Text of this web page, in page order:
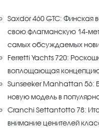
Saxdor 460 GTC: Финская
свою флагманскую 14-
самых обсуждаемых
Ferretti Yachts 720:
воплощающая концепцию
Sunseeker Manhattan 56:
новую модель в
Cranchi Settantotto 78:
внимание ценителей